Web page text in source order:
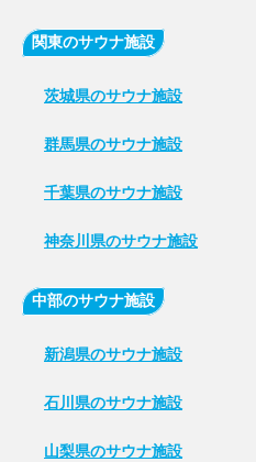
関東のサウナ施設
茨城県のサウナ施設
群馬県のサウナ施設
千葉県のサウナ施設
神奈川県のサウナ施設
中部のサウナ施設
新潟県のサウナ施設
石川県のサウナ施設
山梨県のサウナ施設